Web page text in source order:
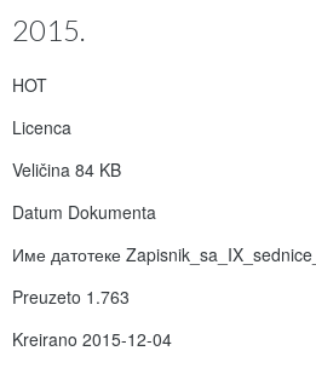
2015.
HOT
Licenca
Veličina 84 KB
Datum Dokumenta
Име датотеке
Preuzeto 1.763
Kreirano 2015-12-04